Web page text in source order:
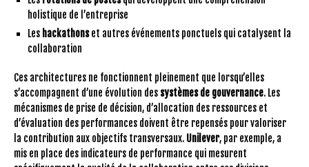
holistique de l’entreprise
Les hackathonset autres événements ponctuels qui catalysent la
collaboration
Ces architectures ne fonctionnent pleinement que lorsqu’elles
s’accompagnent d’une évolution des systèmes de gouvernance. Les
mécanismes de prise de décision, d’allocation des ressources et
d’évaluation des performances doivent être repensés pour valoriser
la contribution aux objectifs transversaux. Unilever, par exemple, a
mis en place des indicateurs de performance qui mesurent